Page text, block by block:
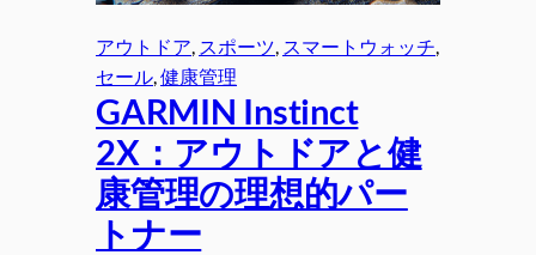
アウトドア, スポーツ, スマートウォッチ
セール, 健康管理
GARMIN Instinct
2X：アウトドアと健
康管理の理想的パー
トナー